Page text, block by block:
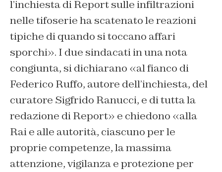
l’inchiesta di Report sulle infiltrazioni
nelle tifoserie ha scatenato le reazioni
tipiche di quando si toccano affari
sporchi». I due sindacati in una nota
congiunta, si dichiarano «al fianco di
Federico Ruffo, autore dell’inchiesta, del
curatore Sigfrido Ranucci, e di tutta la
redazione di Report» e chiedono «alla
Rai e alle autorità, ciascuno per le
proprie competenze, la massima
attenzione, vigilanza e protezione per